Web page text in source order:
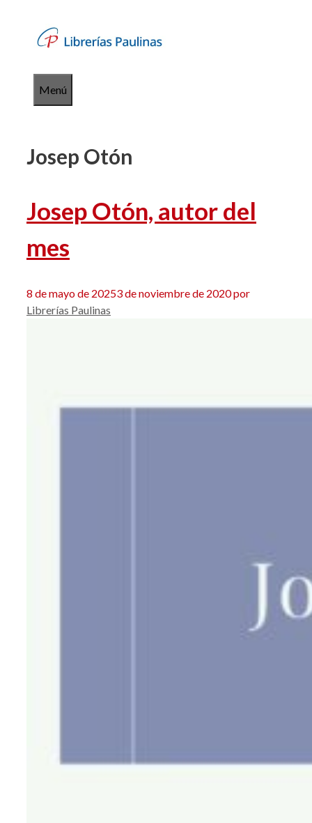
contenido
Menú
Josep Otón
Josep Otón, autor del
mes
8 de mayo de 20253 de noviembre de 2020por
Librerías Paulinas